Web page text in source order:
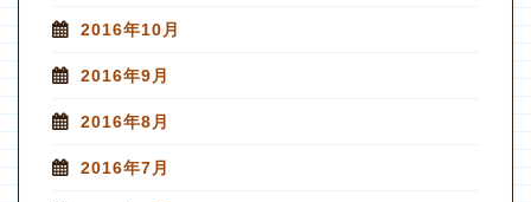
2016年10月
2016年9月
2016年8月
2016年7月